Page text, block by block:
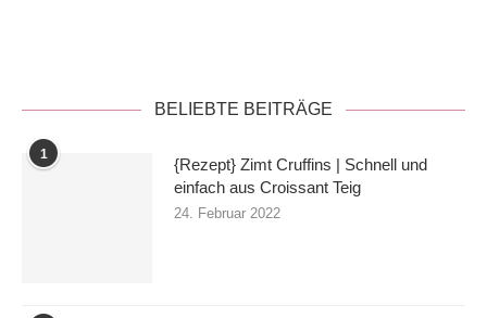
BELIEBTE BEITRÄGE
1
{Rezept} Zimt Cruffins | Schnell und
einfach aus Croissant Teig
24. Februar 2022